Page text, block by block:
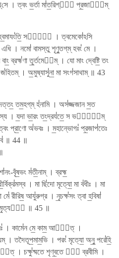
। ত্বং ভ॒র্তা মা॑ত॒রিশ্বা᳚ প্র॒জানা᳚ম্
হব॒মাযং॑তি॒ সর্বে᳚ । ত্বমেকো॑ঽসি
। নমো॑ বামস্তু শৃণু॒তগ্​ম্ হবং॑ মে ।
ব্রহ্ম॑ণা তূ॒র্তমেত᳚ম্ । যো মাং দ্বেষ্টি॒ তং
জ॑হিতম্ । অ॒মুষ্যাসু॑না॒ মা সংগ॑সাথাম্ ॥ 43
দত্তং॒ তম॒হগ্​ম্ হ॑নামি । অস॑জ্জজান স॒ত
। য॒দা ভা॒রং তং॒দ্রয॑তে॒ স ভর্তু᳚ম্
প্রা॒ণো অ॑ভবঃ । ম॒হান্ভোগঃ॑ প্র॒জাপ॑তেঃ
নব॑ ॥ 44 ॥
বৃঁষ॒ভং ম॑তী॒নাম্ । ব্রহ্ম॒
। মা ছি॑দো মৃত্যো॒ মা ব॑ধীঃ । মা
মে॑ রীরিষ॒ আযু॑রুগ্র । নৃ॒চক্ষ॑সং ত্বা হ॒বিষা॑
মৃ॒ত্যবে᳚ ॥ 45 ॥
। কামে॑ন মে॒ কাম॒ আগা᳚ত্ ।
। তদৈতূপ॒মাম॒ভি । পরং॑ মৃত্যো॒ অনু॒ পরে॑হি॒
। চক্ষু॑ষ্মতে শৃণ্ব॒তে তে᳚ ব্রবীমি ।